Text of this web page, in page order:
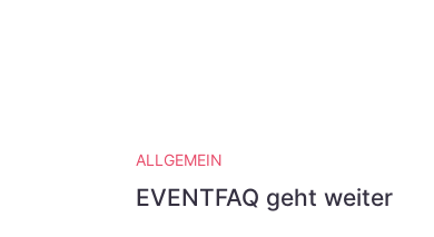
ALLGEMEIN
EVENTFAQ geht weiter